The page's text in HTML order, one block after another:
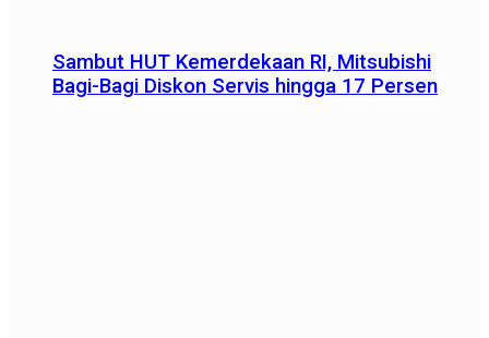
Sambut HUT Kemerdekaan RI, Mitsubishi
Bagi-Bagi Diskon Servis hingga 17 Persen